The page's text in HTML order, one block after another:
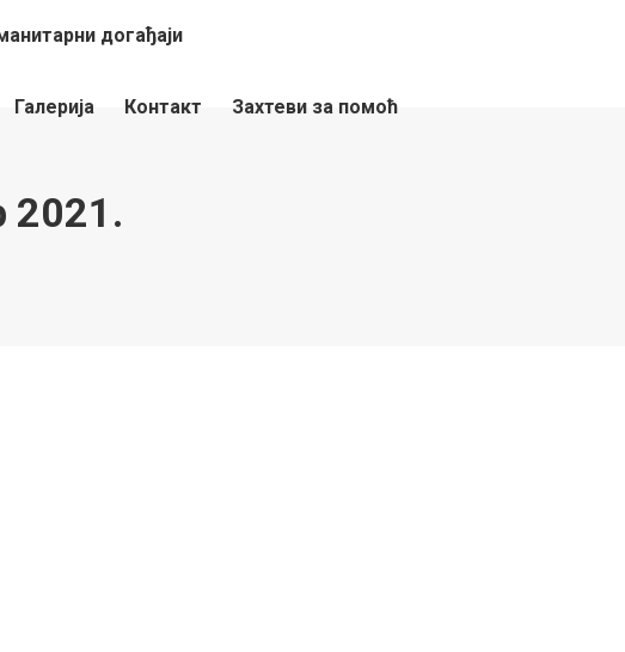
догађаји
Галерија Контакт Захтеви за помоћ
2021.